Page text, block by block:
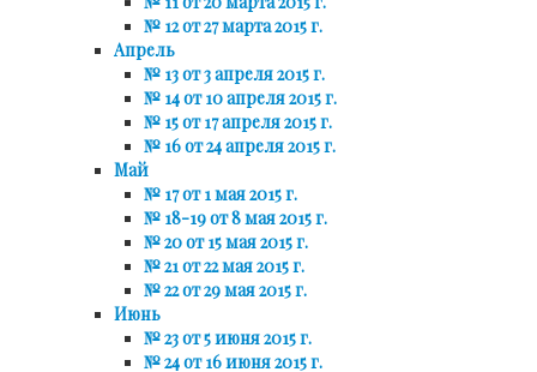
№ 12 от 27 марта 2015 г.
Апрель
№ 13 от 3 апреля 2015 г.
№ 14 от 10 апреля 2015 г.
№ 15 от 17 апреля 2015 г.
№ 16 от 24 апреля 2015 г.
Май
№ 17 от 1 мая 2015 г.
№ 18-19 от 8 мая 2015 г.
№ 20 от 15 мая 2015 г.
№ 21 от 22 мая 2015 г.
№ 22 от 29 мая 2015 г.
Июнь
№ 23 от 5 июня 2015 г.
№ 24 от 16 июня 2015 г.